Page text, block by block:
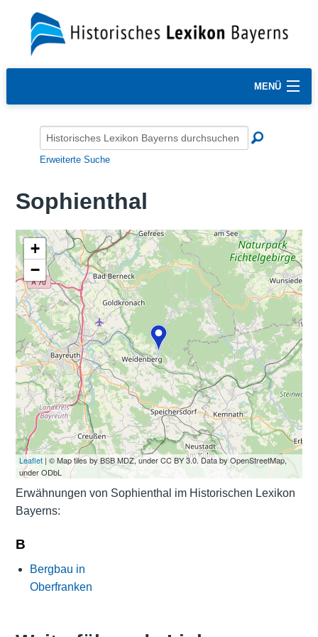
MENÜ
Erweiterte Suche
Sophienthal
+
−
Leaflet| © Map tiles by BSB MDZ, under CC BY 3.0. Data by OpenStreetMap,
under ODbL
Erwähnungen von Sophienthal im Historischen Lexikon
Bayerns:
B
Bergbau in
Oberfranken